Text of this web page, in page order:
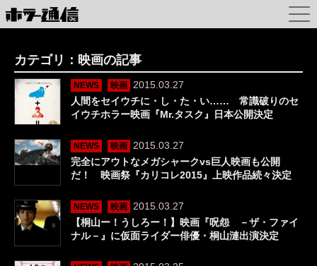
カテゴリ：映画の記事
NEWS 映画
2015.03.27
人間をセイウチに・し・た・い…… 常識破りのセ
イウチホラー映画『Mr.タスク』日本公開決定
NEWS 映画
2015.03.27
完全にアウトなメガシャークvs巨人映画も公開
だ！ 映画祭『カリコレ2015』上映作品続々決定
NEWS 映画
2015.03.27
【桐山ー！うしろー！】映画『呪怨 －ザ・ファイ
ナル－』に仮面ライダー俳優・桐山漣出演決定